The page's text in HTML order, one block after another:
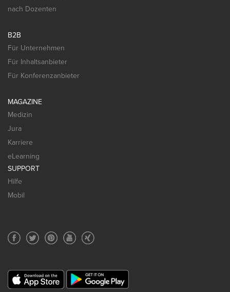
nach Dozenten
B2B
Für Unternehmen
Für Inhaltsanbieter
Für Konferenzanbieter
MAGAZINE
Medizin
Jura
Karriere
eLearning
SUPPORT
Hilfe
Mobil